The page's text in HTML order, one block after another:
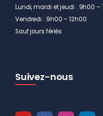
Lundi, mardi et jeudi : 9h00 –
Vendredi : 9h00 – 12h00
Sauf jours fériés
Suivez-nous